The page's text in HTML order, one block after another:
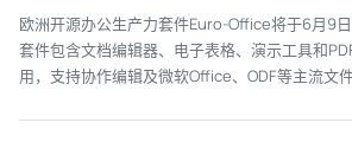
欧洲开源办公生产力套件Euro-Office将于6月9
套件包含文档编辑器、电子表格、演示工具和
用，支持协作编辑及微软Office、ODF等主流文